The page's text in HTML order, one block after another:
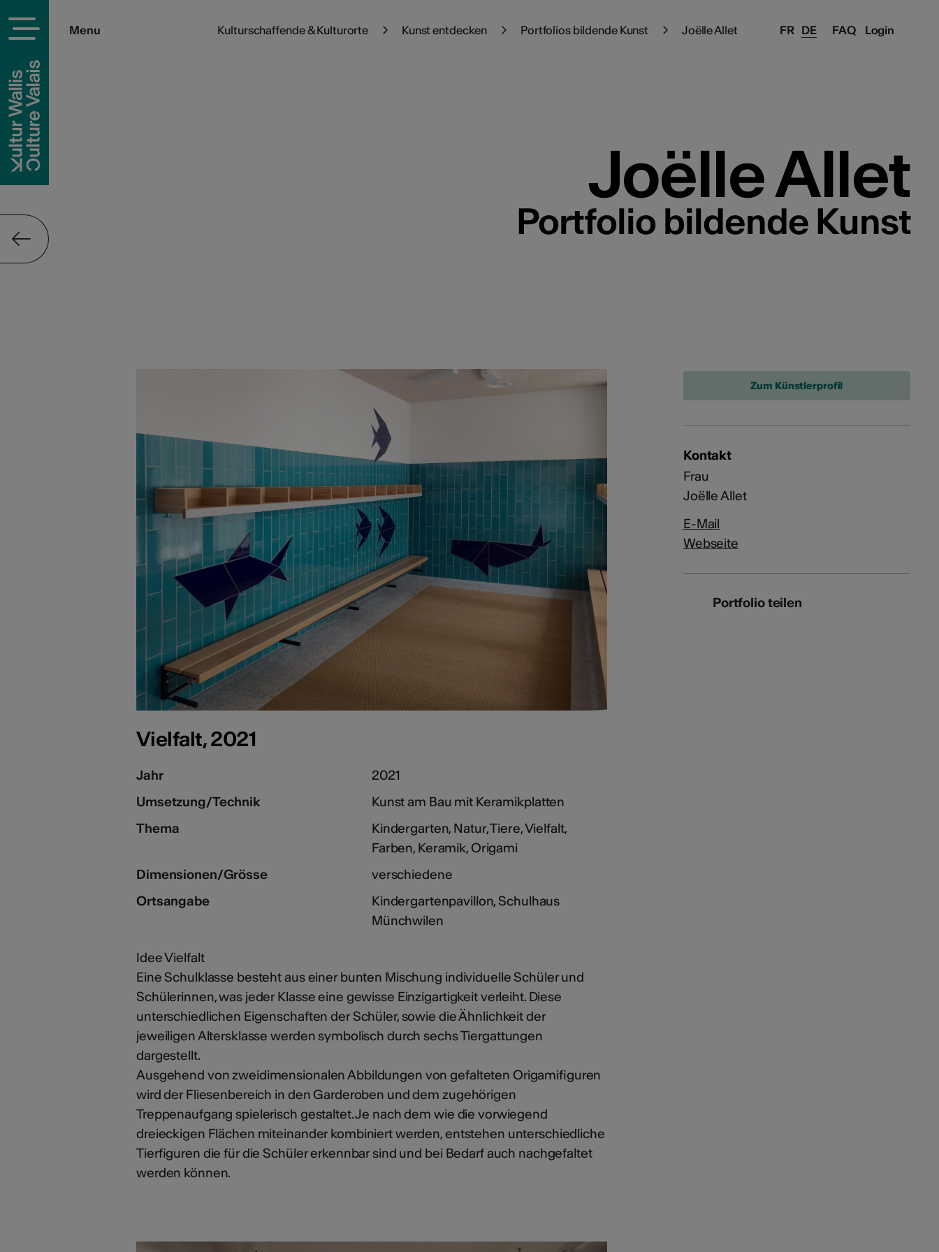
FAQ Login
Menu FR DE
Kulturschaffende & Kulturorte Kunst entdecken Portfolios bildende Kunst Joëlle Allet
Joëlle Allet
Portfolio bildende Kunst
Vielfalt, 2021
Jahr
2021
Umsetzung/Technik
Kunst am Bau mit Keramikplatten
Thema
Kindergarten, Natur, Tiere, Vielfalt,
Farben, Keramik, Origami
Dimensionen/Grösse
verschiedene
Ortsangabe
Kindergartenpavillon, Schulhaus
Münchwilen
Idee Vielfalt
Eine Schulklasse besteht aus einer bunten Mischung individuelle Schüler und
Schülerinnen, was jeder Klasse eine gewisse Einzigartigkeit verleiht. Diese
unterschiedlichen Eigenschaften der Schüler, sowie die Ähnlichkeit der
jeweiligen Altersklasse werden symbolisch durch sechs Tiergattungen
dargestellt.
Ausgehend von zweidimensionalen Abbildungen von gefalteten Origamifiguren
wird der Fliesenbereich in den Garderoben und dem zugehörigen
Treppenaufgang spielerisch gestaltet. Je nach dem wie die vorwiegend
dreieckigen Flächen miteinander kombiniert werden, entstehen unterschiedliche
Tierfiguren die für die Schüler erkennbar sind und bei Bedarf auch nachgefaltet
werden können.
Zum Künstlerprofil
Kontakt
Frau
Joëlle Allet
E-Mail
Webseite
Portfolio teilen